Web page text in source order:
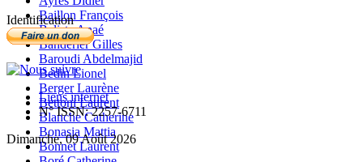
Baillon François
Balista Anaé
Banderier Gilles
Baroudi Abdelmajid
Bedin Lionel
Berger Laurène
Bettoni Laurent
Blanche Catherine
Bonasia Mattia
Bonnet Laurent
Identification
Liens internet
N° ISSN: 2257-6711
Dimanche, 09 Août 2026